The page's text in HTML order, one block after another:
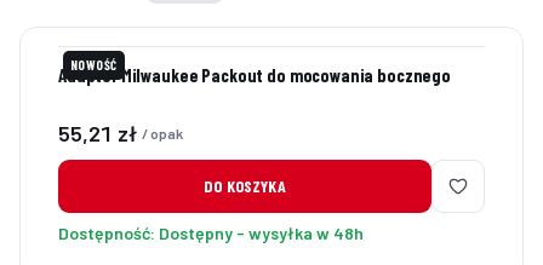
NOWOŚĆ
Adapter Milwaukee Packout do mocowania bocznego
Cena
55,21 zł / opak
DO KOSZYKA
Dostępność: Dostępny - wysyłka w 48h